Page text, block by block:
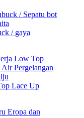
/ gaya
Lace Up